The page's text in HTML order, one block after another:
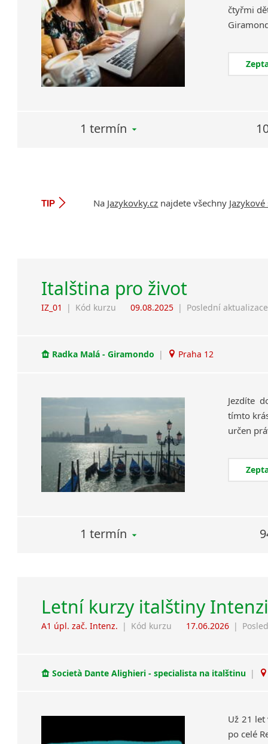
čtyřmi
1 termín
TIP Na Jazykovky.cz najdete všechny
Italština pro život
IZ_01 | Kód kurzu 09.08.2025 | Poslední aktualizace
Radka Malá - Giramondo | Praha 12
Jezdíte
tímto
1 termín
Letní kurzy italštiny
A1 úpl. zač. Intenz. | Kód kurzu 17.06.2026 |
Società Dante Alighieri - specialista na italštinu |
Už 21 let
po celé